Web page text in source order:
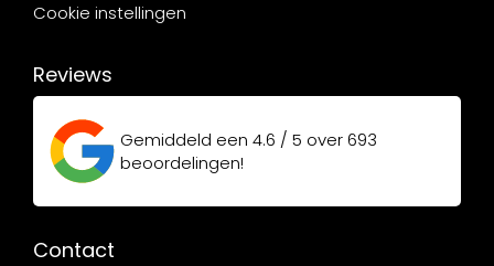
Cookie instellingen
Reviews
Gemiddeld een 4.6 / 5 over693
beoordelingen!
Contact